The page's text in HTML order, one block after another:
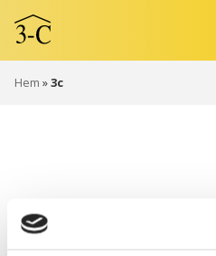
Hem »3c